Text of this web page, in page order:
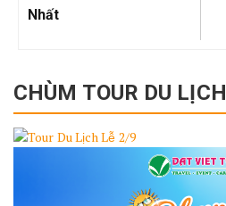
Nhất
CHÙM TOUR DU LỊCH